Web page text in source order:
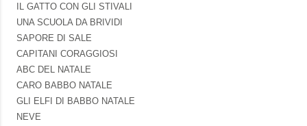
IL GATTO CON GLI STIVALI
UNA SCUOLA DA BRIVIDI
SAPORE DI SALE
CAPITANI CORAGGIOSI
ABC DEL NATALE
CARO BABBO NATALE
GLI ELFI DI BABBO NATALE
NEVE